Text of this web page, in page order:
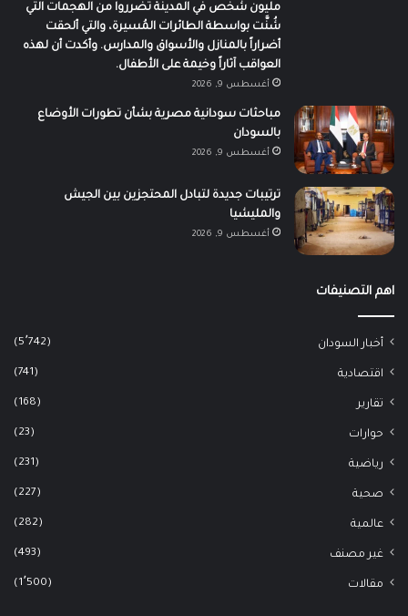
مليون شخص في المدينة تضرروا من الهجمات التي
شُنَّت بواسطة الطائرات المُسيرة، والتي ألحقت
أضراراً بالمنازل والأسواق والمدارس. وأكدت أن لهذه
العواقب آثاراً وخيمة على الأطفال.
أغسطس 9, 2026
مباحثات سودانية مصرية بشأن تطورات الأوضاع
بالسودان
أغسطس 9, 2026
ترتيبات جديدة لتبادل المحتجزين بين الجيش
والمليشيا
أغسطس 9, 2026
اهم التصنيفات
أخبار السودان (5٬742)
اقتصادية (741)
تقارير (168)
حوارات (23)
رياضية (231)
صحية (227)
عالمية (282)
غير مصنف (493)
مقالات (1٬500)